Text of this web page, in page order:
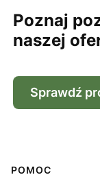
Poznaj
naszej
Sprawdź
Linki w
POMOC